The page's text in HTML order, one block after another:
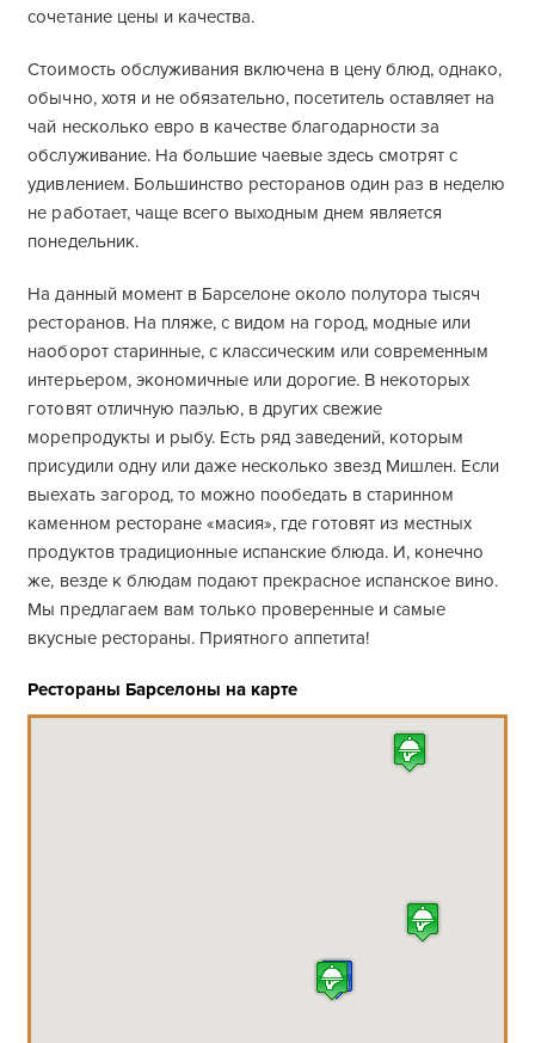
сочетание цены и качества.
Стоимость обслуживания включена в цену блюд, однако,
обычно, хотя и не обязательно, посетитель оставляет на
чай несколько евро в качестве благодарности за
обслуживание. На большие чаевые здесь смотрят с
удивлением. Большинство ресторанов один раз в неделю
не работает, чаще всего выходным днем является
понедельник.
На данный момент в Барселоне около полутора тысяч
ресторанов. На пляже, с видом на город, модные или
наоборот старинные, с классическим или современным
интерьером, экономичные или дорогие. В некоторых
готовят отличную паэлью, в других свежие
морепродукты и рыбу. Есть ряд заведений, которым
присудили одну или даже несколько звезд Мишлен. Если
выехать загород, то можно пообедать в старинном
каменном ресторане «масия», где готовят из местных
продуктов традиционные испанские блюда. И, конечно
же, везде к блюдам подают прекрасное испанское вино.
Мы предлагаем вам только проверенные и самые
вкусные рестораны. Приятного аппетита!
Рестораны Барселоны на карте